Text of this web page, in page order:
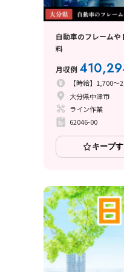
自動車のフレーム
料
月収例
【時給】1,700～
大分県中津市
ライン作業
62046-00
キープ